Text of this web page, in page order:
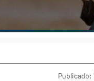
Publicado: